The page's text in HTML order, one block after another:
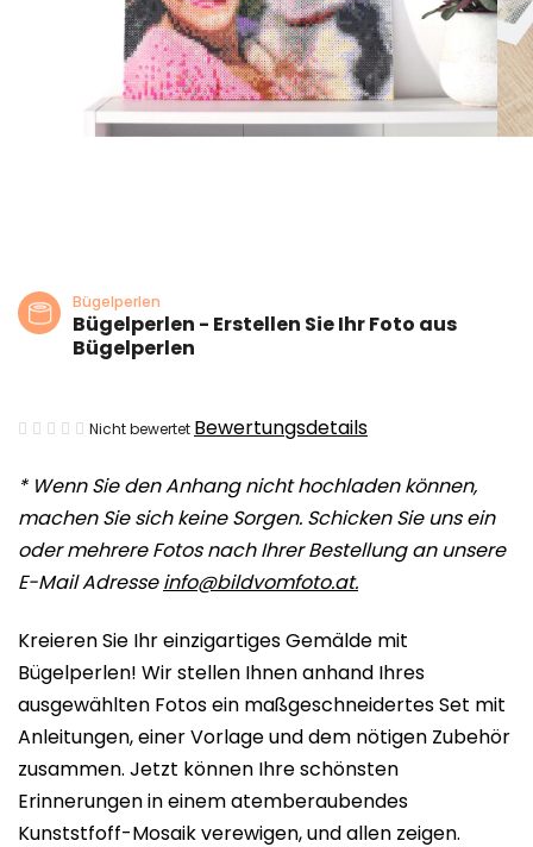
* Wenn Sie den Anhang nicht hochladen können,
machen Sie sich keine Sorgen. Schicken Sie uns ein
oder mehrere Fotos nach Ihrer Bestellung an unsere
E-Mail Adresseinfo@bildvomfoto.at.
Kreieren Sie Ihr einzigartiges Gemälde mit
Bügelperlen! Wir stellen Ihnen anhand Ihres
ausgewählten Fotos ein maßgeschneidertes Set mit
Anleitungen, einer Vorlage und dem nötigen Zubehör
zusammen. Jetzt können Ihre schönsten
Erinnerungen in einem atemberaubendes
Kunststfoff-Mosaik verewigen, und allen zeigen.
Bügelperlen
Bügelperlen - Erstellen Sie Ihr Foto aus
Bügelperlen
Die
Produktbewertung
ist
0,0
von
Sternen.
Nicht bewertet Bewertungsdetails